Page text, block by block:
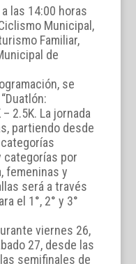
las 14:00 horas
Municipal,
Familiar,
de
se
2.5K. La jornada
partiendo desde
categorías por
femeninas y
será a través
el 1°, 2° y 3°
viernes 26,
27, desde las
semifinales de